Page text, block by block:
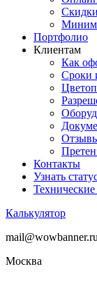
Скидки
Портфолио
Клиентам
Как
Сроки
Контакты
Узнать
Калькулятор
mail@wowbanner.ru
Москва